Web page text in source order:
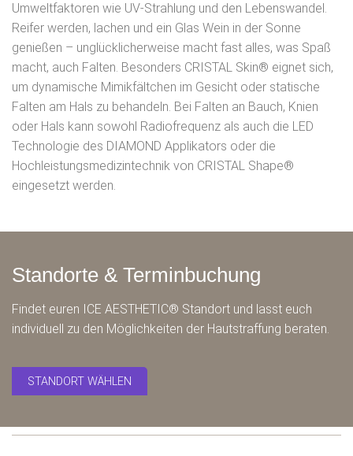
Umweltfaktoren wie UV-Strahlung und den Lebenswandel.
Reifer werden, lachen und ein Glas Wein in der Sonne
genießen – unglücklicherweise macht fast alles, was Spaß
macht, auch Falten. Besonders CRISTAL Skin® eignet sich,
um dynamische Mimikfältchen im Gesicht oder statische
Falten am Hals zu behandeln. Bei Falten an Bauch, Knien
oder Hals kann sowohl Radiofrequenz als auch die LED
Technologie des DIAMOND Applikators oder die
Hochleistungsmedizintechnik von CRISTAL Shape®
eingesetzt werden.
Standorte & Terminbuchung
Findet euren ICE AESTHETIC® Standort und lasst euch
individuell zu den Möglichkeiten der Hautstraffung beraten.
STANDORT WÄHLEN